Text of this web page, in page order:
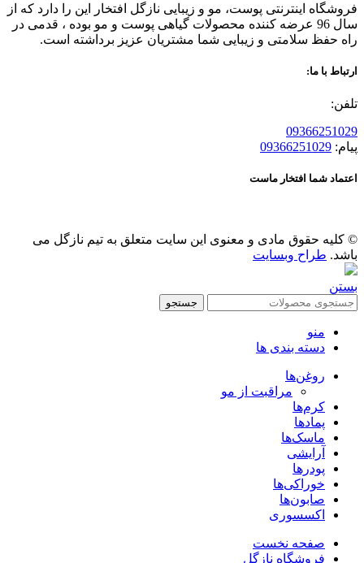
فروشگاه اینترنتی پوست، مو و زیبایی نازگل افتخار این را دارد که از
سال 96 عرضه کننده محصولات گیاهی پوست و مو بوده ، قدمی در
راه حفظ سلامتی و زیبایی شما مشتریان عزیز برداشته است.
ارتباط با ما:
تلفن:
09366251029
پیام: 09366251029
اعتماد شما افتخار ماست
© کلیه حقوق مادی و معنوی این سایت متعلق به تیم نازگل می
باشد. طراح وبسایت
بستن
جستجو
منو
دسته بندی ها
روغن‌ها
مراقبت از مو
کرم‌ها
پمادها
ماسک‌ها
آرایشی
پودرها
خوراکی‌ها
صابون‌ها
اکسسوری
صفحه نخست
فروشگاه نازگل